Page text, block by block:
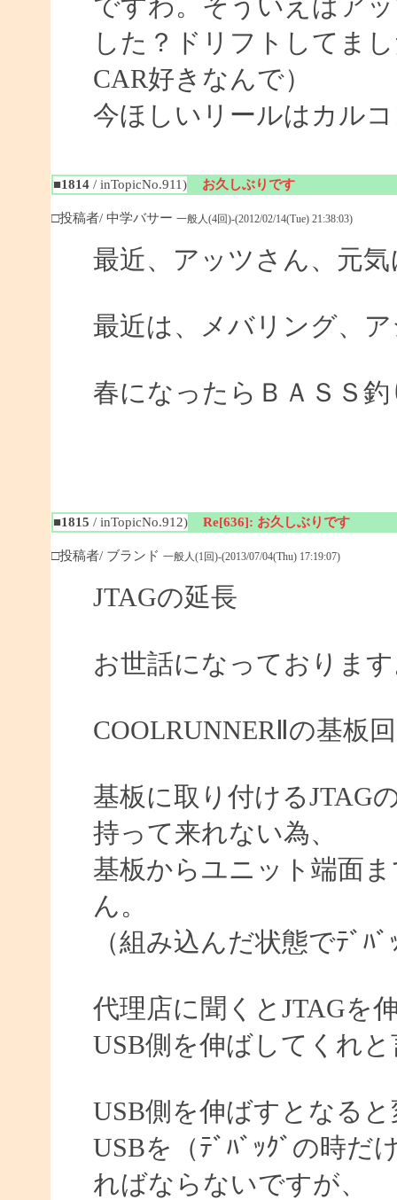
ですわ。そういえばア
した？ドリフトしてま
CAR好きなんで）
今ほしいリールはカル
■1814/ inTopicNo.911) お久しぶりです
□投稿者/ 中学バサー 一般人(4回)-(2012/02/14(Tue) 21:38:03)
最近、アッツさん、元
最近は、メバリング、
春になったらＢＡＳＳ
■1815 / inTopicNo.912) Re[636]: お久しぶりです
□投稿者/ ブランド 一般人(1回)-(2013/07/04(Thu) 17:19:07)
JTAGの延長
お世話になっておりま
COOLRUNNERⅡの基板
基板に取り付けるJTAG
持って来れない為、
基板からユニット端面
ん。
（組み込んだ状態でﾃﾞﾊ
代理店に聞くとJTAGを
USB側を伸ばしてくれ
USB側を伸ばすとなる
USBを（ﾃﾞﾊﾞｯｸﾞの時だ
ればならないですが、